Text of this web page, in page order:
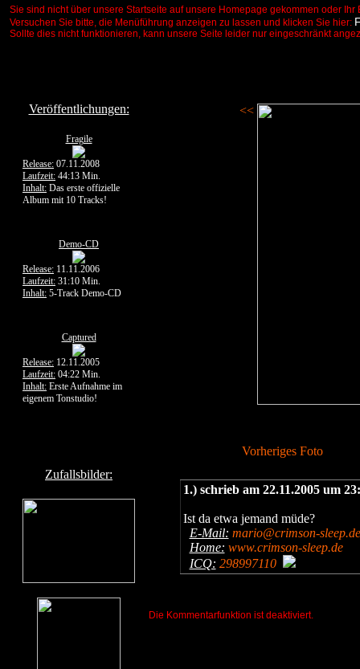
Sie sind nicht über unsere Startseite auf unsere Homepage gekommen oder
Versuchen Sie bitte, die Menüführung anzeigen zu lassen und klicken Sie hier:
Sollte dies nicht funktionieren, kann unsere Seite leider nur eingeschränkt
Veröffentlichungen:
Fragile
Release: 07.11.2008
Laufzeit: 44:13 Min.
Inhalt: Das erste offizielle
Album mit 10 Tracks!
Demo-CD
Release: 11.11.2006
Laufzeit: 31:10 Min.
Inhalt: 5-Track Demo-CD
Captured
Release: 12.11.2005
Laufzeit: 04:22 Min.
Inhalt: Erste Aufnahme im
eigenem Tonstudio!
Zufallsbilder:
<<
Vorheriges Foto
1.) schrieb am 22.11.2005 um
Ist da etwa jemand müde?
E-Mail: mario@crimson-sleep.de
Home: www.crimson-sleep.de
ICQ: 298997110
Die Kommentarfunktion ist deaktiviert.